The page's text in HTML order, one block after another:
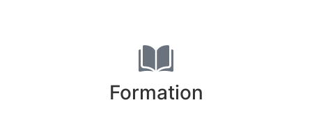
Formation